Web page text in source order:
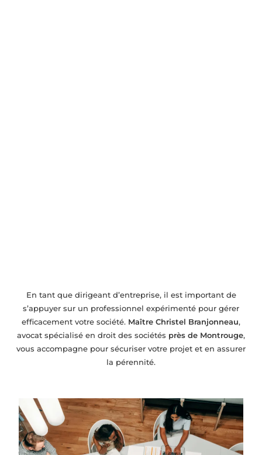
En tant que dirigeant d’entreprise, il est important de
s’appuyer sur un professionnel expérimenté pour gérer
efficacement votre société. Maître Christel Branjonneau,
avocat spécialisé en droit des sociétés près de Montrouge,
vous accompagne pour sécuriser votre projet et en assurer
la pérennité.